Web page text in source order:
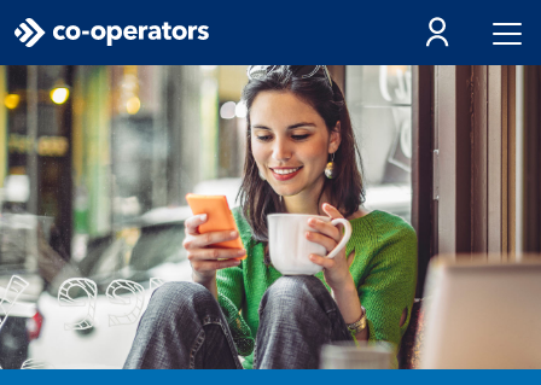
Passer à la recherche
Passer au menu principal
Passer au contenu principal
Passer au pied de page